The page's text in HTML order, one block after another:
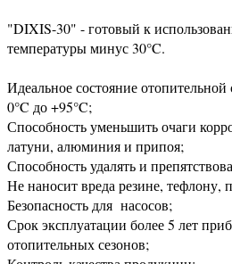
"DIXIS-30" - готовый к
температуры минус 30°C.
Идеальное состояние
0°C до +95°C;
Способность уменьшить очаги
латуни, алюминия и припоя;
Способность удалять и
Не наносит вреда резине, тефлону,
Безопасность для насосов;
Срок эксплуатации более 5 лет
отопительных сезонов;